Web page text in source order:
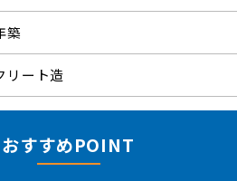
築
リート造
おすすめPOINT